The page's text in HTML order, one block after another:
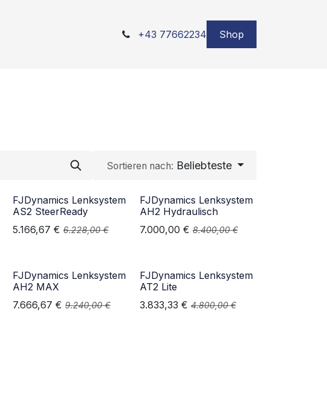
+43 77662234 Shop
Sortieren nach: Beliebteste
FJDynamics Lenksystem
AS2 SteerReady
5.166,67 € 6.228,00€
FJDynamics Lenksystem
AH2 Hydraulisch
7.000,00 € 8.400,00€
FJDynamics Lenksystem
AH2 MAX
7.666,67 € 9.240,00€
FJDynamics Lenksystem
AT2 Lite
3.833,33 € 4.800,00€